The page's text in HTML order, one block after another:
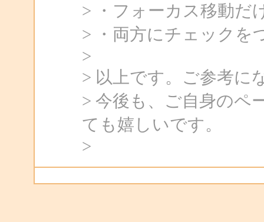
> ・フォーカス移動だ
> ・両方にチェックを
>
> 以上です。ご参考に
> 今後も、ご自身のペ
ても嬉しいです。
>